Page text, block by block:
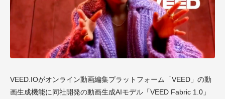
VEED.IOがオンライン動画編集プラットフォーム「VEED」の動
画生成機能に同社開発の動画生成AIモデル「VEED Fabric 1.0」